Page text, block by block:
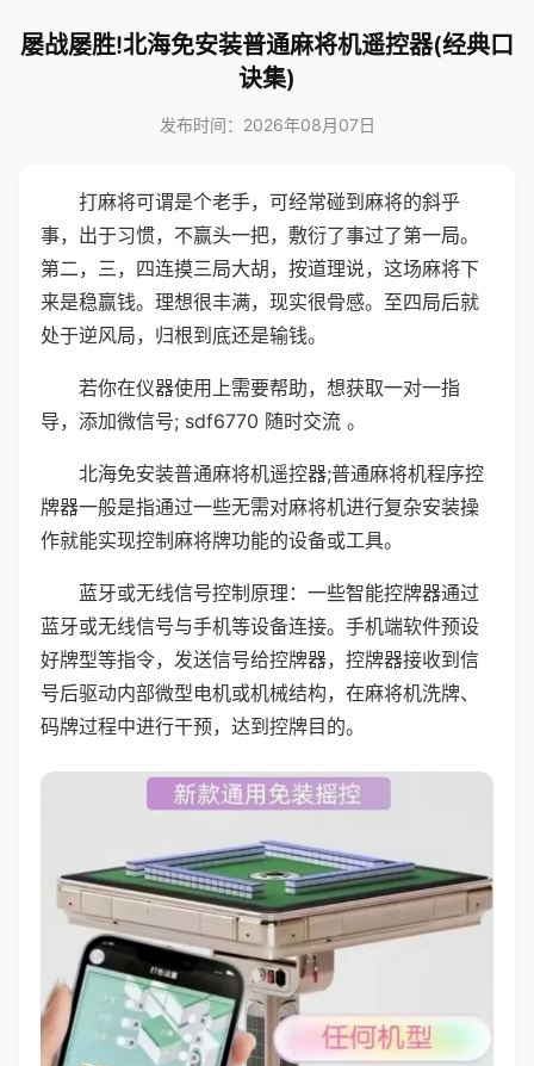
屡战屡胜!北海免安装普通麻将机遥控器(经典口
诀集)
发布时间：2026年08月07日
打麻将可谓是个老手，可经常碰到麻将的斜乎
事，出于习惯，不赢头一把，敷衍了事过了第一局。
第二，三，四连摸三局大胡，按道理说，这场麻将下
来是稳赢钱。理想很丰满，现实很骨感。至四局后就
处于逆风局，归根到底还是输钱。
若你在仪器使用上需要帮助，想获取一对一指
导，添加微信号; sdf6770 随时交流 。
北海免安装普通麻将机遥控器;普通麻将机程序控
牌器一般是指通过一些无需对麻将机进行复杂安装操
作就能实现控制麻将牌功能的设备或工具。
蓝牙或无线信号控制原理：一些智能控牌器通过
蓝牙或无线信号与手机等设备连接。手机端软件预设
好牌型等指令，发送信号给控牌器，控牌器接收到信
号后驱动内部微型电机或机械结构，在麻将机洗牌、
码牌过程中进行干预，达到控牌目的。